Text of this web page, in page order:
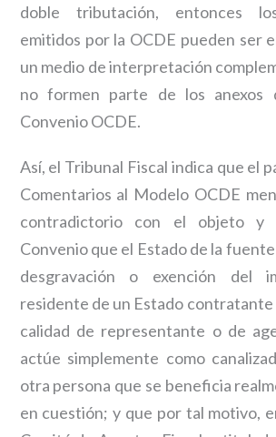
doble tributación, entonces
emitidos por la OCDE pueden ser
un medio de interpretación
no formen parte de los anexos
Convenio OCDE.
Así, el Tribunal Fiscal indica que el
Comentarios al Modelo OCDE
contradictorio con el objeto y
Convenio que el Estado de la
desgravación o exención del
residente de un Estado contratante
calidad de representante o de
actúe simplemente como
otra persona que se beneficia
en cuestión; y que por tal motivo,